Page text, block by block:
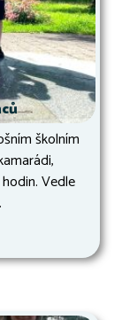
školním
Vedle